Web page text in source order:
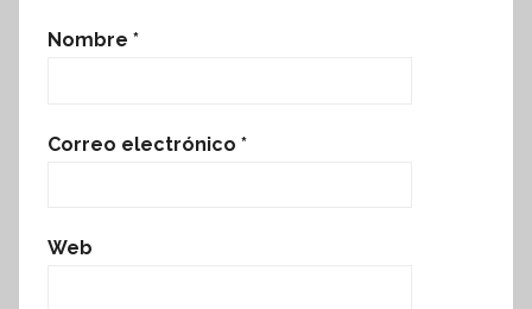
Nombre *
Correo electrónico *
Web